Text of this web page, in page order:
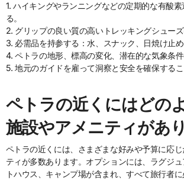
1. ハイキングやランニングなどの定期的な有酸
る。
2. グリップの良い質の高いトレッキングシューズ
3. 必需品を持参する：水、スナック、日焼け止め
4. ペトラの地形、標高の変化、潜在的な気象条件
5. 地元のガイドを雇って洞察と安全を確保するこ
ペトラの近くにはどの
施設やアメニティがあ
ペトラの近くには、さまざまな好みや予算に応
ティが多数あります。オプションには、ラグジ
トハウス、キャンプ場が含まれ、すべて旅行者